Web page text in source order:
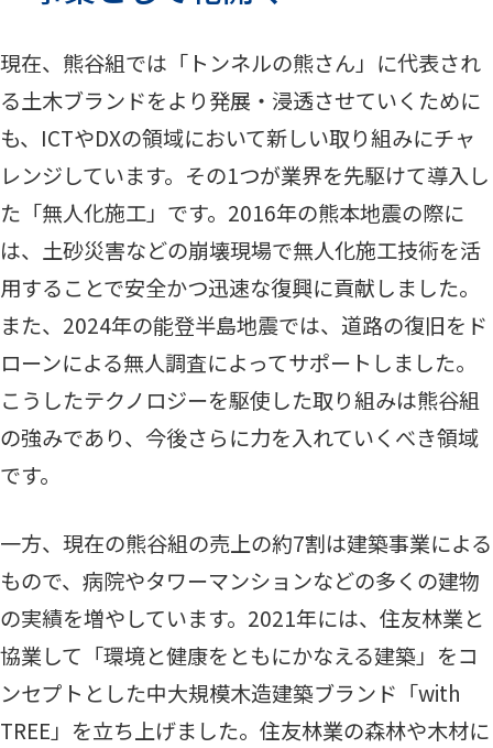
現在、熊谷組では「トンネルの熊さん」に代表され
る土木ブランドをより発展・浸透させていくために
も、ICTやDXの領域において新しい取り組みにチャ
レンジしています。その1つが業界を先駆けて導入し
た「無人化施工」です。2016年の熊本地震の際に
は、土砂災害などの崩壊現場で無人化施工技術を活
用することで安全かつ迅速な復興に貢献しました。
また、2024年の能登半島地震では、道路の復旧をド
ローンによる無人調査によってサポートしました。
こうしたテクノロジーを駆使した取り組みは熊谷組
の強みであり、今後さらに力を入れていくべき領域
です。
一方、現在の熊谷組の売上の約7割は建築事業による
もので、病院やタワーマンションなどの多くの建物
の実績を増やしています。2021年には、住友林業と
協業して「環境と健康をともにかなえる建築」をコ
ンセプトとした中大規模木造建築ブランド「with
TREE」を立ち上げました。住友林業の森林や木材に